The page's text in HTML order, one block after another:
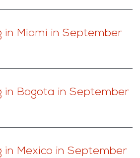
in Miami in September
in Bogota in September
in Mexico in September